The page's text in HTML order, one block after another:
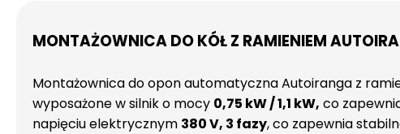
MONTAŻOWNICA DO KÓŁ Z RAMIENIEM
Montażownica do opon automatyczna Autoiranga z
wyposażone w silnik o mocy 0,75 kW / 1,1 kW, co
napięciu elektrycznym 380 V, 3 fazy, co zapewnia